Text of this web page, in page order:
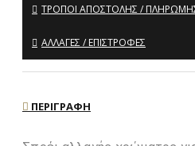
ΤΡΌΠΟΙ ΑΠΟΣΤΟΛΉΣ /
ΑΛΛΑΓΈΣ / ΕΠΙΣΤΡΟΦΈΣ
ΠΕΡΙΓΡΑΦΉ